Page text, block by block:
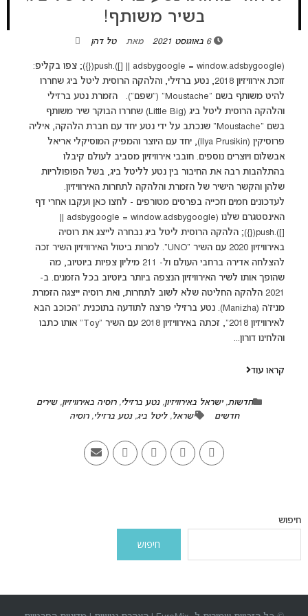
בשיר משותף!
6 באוגוסט 2021 מאת טל דהן
(adsbygoogle = window.adsbygoogle || []).push({}); צפו בקליפ:
זוכת אירוויזיון 2018, נטע ברזילי, והלהקה הרוסית ליטל ביג שחררו
להיט משותף בשם "Moustache" ("שפם"). הזמרת נטע ברזילי
והלהקה הרוסית ליטל ביג (Little Big) שחררו הבוקר שיר משותף
בשם "Moustache" שנכתב על ידי נטע יחד עם חברת הלהקה, איליה
פרוסיקין (Ilya Prusikin), יחד עם היוצר והמפיק המוסיקלי אריאל
אבשלום ויוצרים נוספים. חובבי אירוויזיון מסביב לעולם קיבלו
בהתלהבות רבה את החיבור בין נטע לליטל ביג, בשל הפופולריות
שלהן והקשר הישיר של הזמרת והלהקה לתחרות האירוויזיון.
לעדכונים חמים וזכייה בפרסים מטורפים - לחצו כאן ועקבו אחרי דף
האינסטגרם שלנו (adsbygoogle = window.adsbygoogle ||
[]).push({}); הלהקה הרוסית ליטל ביג נבחרה לייצג את רוסיה
באירוויזיון 2020 עם השיר "UNO". למרות ביטול האירוויזיון השיר זכה
להצלחה אדירה ברחבי העולם ול- 211 מיליון צפיות ביוטיוב, מה
שהופך אותו לשיר האירוויזיון הנצפה ביותר ביוטיוב בכל הזמנים. ב-
2021 הלהקה החליטה שלא לשוב לתחרות, ואת רוסיה ייצגה הזמרת
מניז'ה (Manizha). נטע ברזילי פרצה לתודעה בתוכנית "הכוכב הבא
לאירוויזיון 2018", זכתה באירוויזיון 2018 עם השיר "Toy" אותו כתבו
והלחינו דורון...
קראו עוד
חדשות,ישראל באירוויזיון,נטע ברזילי,רוסיה באירוויזיון,שירים
חדשים
ישראל,ליטל ביג,נטע ברזילי,רוסיה
חיפוש
חיפוש